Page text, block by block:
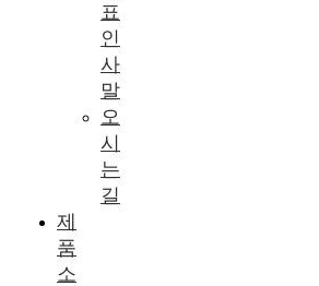
표
인
사
말
오
시
는
길
제
품
소